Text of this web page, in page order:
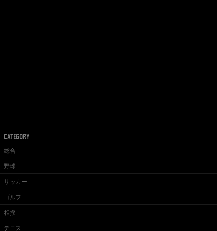
CATEGORY
総合
野球
サッカー
ゴルフ
相撲
テニス